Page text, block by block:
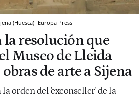
(Huesca) Europa Press
la resolución que
Museo de Lleida
de arte a Sijena
orden del 'exconseller' de la